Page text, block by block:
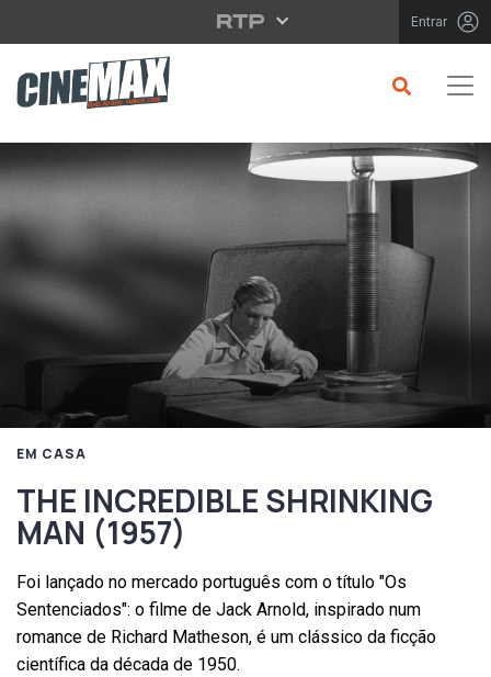
Saltar para o conteúdo principal Entrar
EM CASA
THE INCREDIBLE SHRINKING
MAN (1957)
Foi lançado no mercado português com o título "Os
Sentenciados": o filme de Jack Arnold, inspirado num
romance de Richard Matheson, é um clássico da ficção
científica da década de 1950.